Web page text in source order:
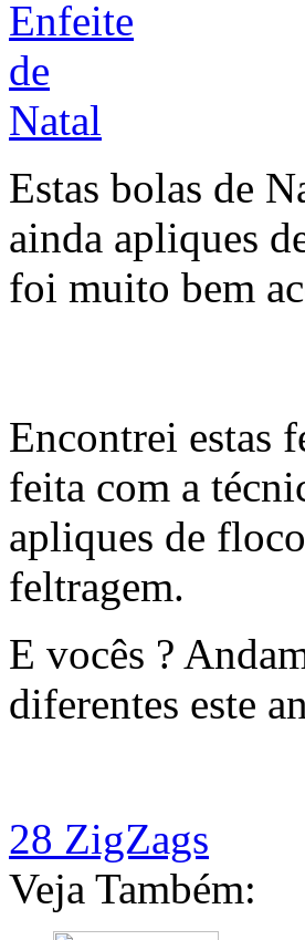
Estas bolas de
ainda apliques
foi muito bem
Encontrei estas
feita com a
apliques de
feltragem.
E vocês ?
diferentes este
28 ZigZags
Veja Também: